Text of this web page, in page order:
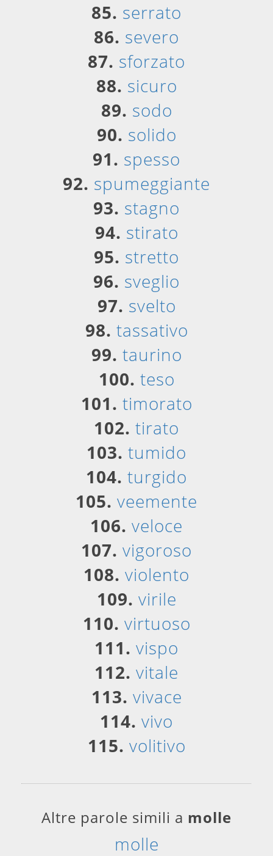
85. serrato
86. severo
87. sforzato
88. sicuro
89. sodo
90. solido
91. spesso
92. spumeggiante
93. stagno
94. stirato
95. stretto
96. sveglio
97. svelto
98. tassativo
99. taurino
100. teso
101. timorato
102. tirato
103. tumido
104. turgido
105. veemente
106. veloce
107. vigoroso
108. violento
109. virile
110. virtuoso
111. vispo
112. vitale
113. vivace
114. vivo
115. volitivo
Altre parole simili a molle
molle